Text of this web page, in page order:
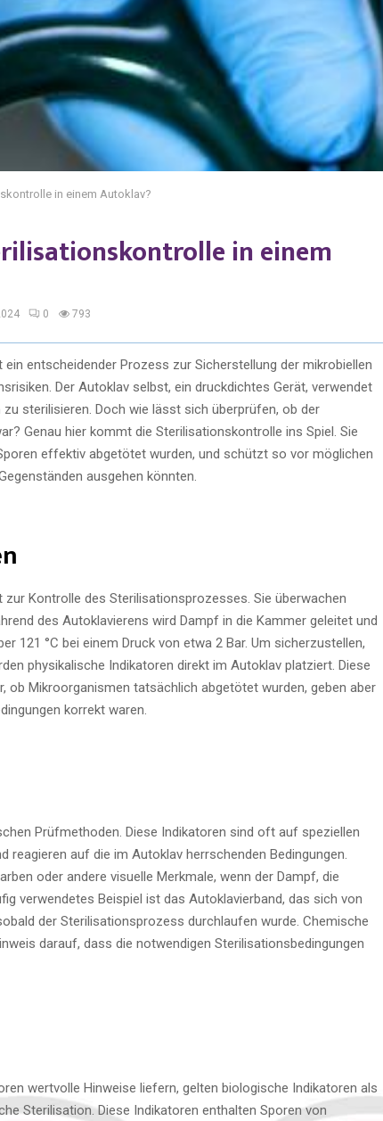
in einem Autoklav?
in einem
0 793
entscheidender Prozess zur Sicherstellung der mikrobiellen
Der Autoklav selbst, ein druckdichtes Gerät, verwendet
sterilisieren. Doch wie lässt sich überprüfen, ob der
Genau hier kommt die Sterilisationskontrolle ins Spiel. Sie
effektiv abgetötet wurden, und schützt so vor möglichen
ausgehen könnten.
Kontrolle des Sterilisationsprozesses. Sie überwachen
des Autoklavierens wird Dampf in die Kammer geleitet und
121 °C bei einem Druck von etwa 2 Bar. Um sicherzustellen,
physikalische Indikatoren direkt im Autoklav platziert. Diese
ob Mikroorganismen tatsächlich abgetötet wurden, geben aber
korrekt waren.
Prüfmethoden. Diese Indikatoren sind oft auf speziellen
auf die im Autoklav herrschenden Bedingungen.
oder andere visuelle Merkmale, wenn der Dampf, die
verwendetes Beispiel ist das Autoklavierband, das sich von
der Sterilisationsprozess durchlaufen wurde. Chemische
darauf, dass die notwendigen Sterilisationsbedingungen
wertvolle Hinweise liefern, gelten biologische Indikatoren als
Sterilisation. Diese Indikatoren enthalten Sporen von